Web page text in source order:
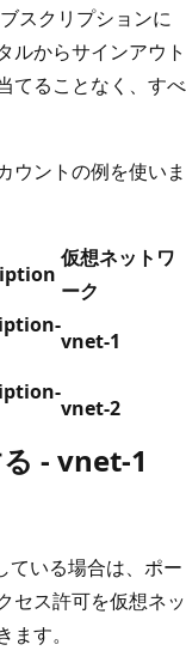
スクリプションに
ルからサインアウト
てることなく、すべ
ウントの例を使いま
仮想ネットワ
ーク
vnet-1
vnet-2
- vnet-1
ている場合は、ポー
セス許可を仮想ネッ
す。